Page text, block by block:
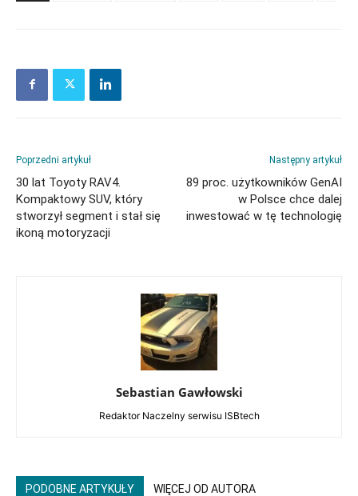
Poprzedni artykuł
30 lat Toyoty RAV4.
Kompaktowy SUV, który
stworzył segment i stał się
ikoną motoryzacji
Następny artykuł
89 proc. użytkowników GenAI
w Polsce chce dalej
inwestować w tę technologię
Sebastian Gawłowski
Redaktor Naczelny serwisu ISBtech
PODOBNE ARTYKUŁY WIĘCEJ OD AUTORA